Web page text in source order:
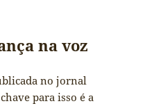
na voz
no jornal
para isso é a